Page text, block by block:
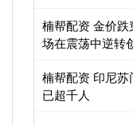
楠帮配资 金价
场在震荡中逆转
楠帮配资 印尼
已超千人